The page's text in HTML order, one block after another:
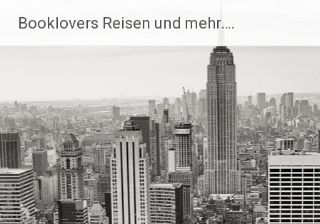
Inhalt
springen
Booklovers Reisen und mehr….